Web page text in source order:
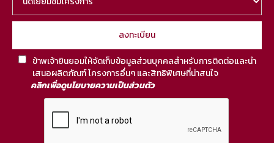
ข้าพเจ้ายินยอมให้จัดเก็บข้อมูลส่วนบุคคลสำหรับการติดต่อและนำ
เสนอผลิตภัณฑ์ โครงการอื่นๆ และสิทธิพิเศษที่น่าสนใจ
คลิกเพื่อดูนโยบายความเป็นส่วนตัว